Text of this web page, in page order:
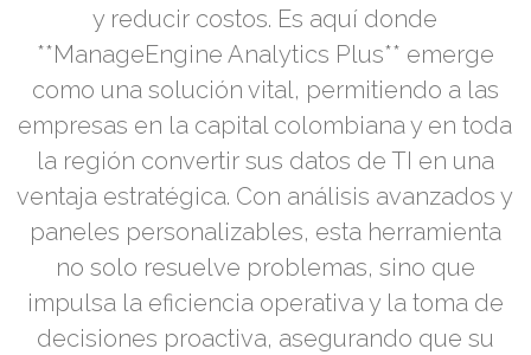
y reducir costos. Es aquí donde
**ManageEngine Analytics Plus** emerge
como una solución vital, permitiendo a las
empresas en la capital colombiana y en toda
la región convertir sus datos de TI en una
ventaja estratégica. Con análisis avanzados y
paneles personalizables, esta herramienta
no solo resuelve problemas, sino que
impulsa la eficiencia operativa y la toma de
decisiones proactiva, asegurando que su